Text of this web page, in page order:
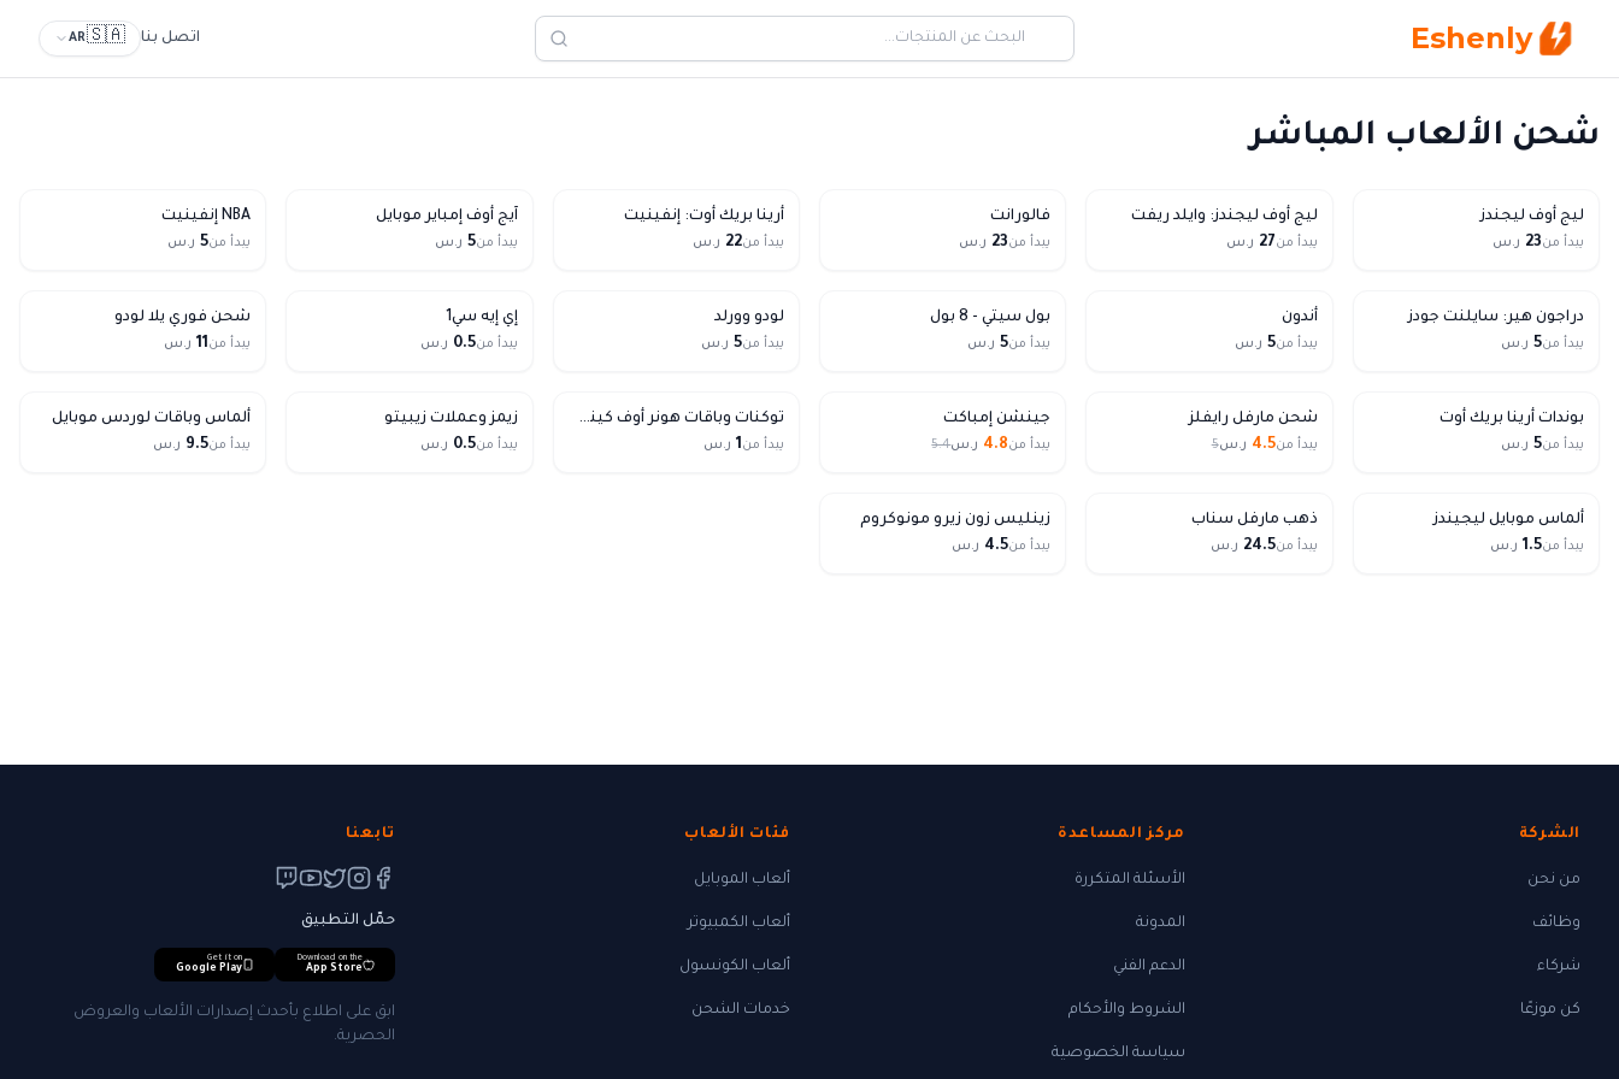
Eshenly اتصل بنا 🇸🇦
AR
شحن الألعاب المباشر
ليج أوف ليجندز
يبدأ من23 ر.س
ليج أوف ليجندز: وايلد ريفت
يبدأ من27 ر.س
فالورانت
يبدأ من23 ر.س
أرينا بريك أوت: إنفينيت
يبدأ من22 ر.س
آيج أوف إمباير موبايل
يبدأ من5 ر.س
NBA إنفينيت
يبدأ من5 ر.س
دراجون هير: سايلنت جودز
يبدأ من5 ر.س
أندون
يبدأ من5 ر.س
بول سيتي - 8 بول
يبدأ من5 ر.س
لودو وورلد
يبدأ من5 ر.س
Free
إي إيه سي1
يبدأ من0.5 ر.س
شحن فوري يلا لودو
يبدأ من11 ر.س
بوندات أرينا بريك أوت
يبدأ من5 ر.س
10% Off
شحن مارفل رايفلز
يبدأ من4.5 ر.س5
10% Off
جينشن إمباكت
يبدأ من4.8 ر.س5.4
توكنات وباقات هونر أوف كينجز عالمي
يبدأ من1 ر.س
زيمز وعملات زيبيتو
يبدأ من0.5 ر.س
ألماس وباقات لوردس موبايل
يبدأ من9.5 ر.س
5% Off
ألماس موبايل ليجيندز
يبدأ من1.5 ر.س
ذهب مارفل سناب
يبدأ من24.5 ر.س
زينليس زون زيرو مونوكروم
يبدأ من4.5 ر.س
الشركة
من نحن
وظائف
شركاء
كن موزعًا
مركز المساعدة
الأسئلة المتكررة
المدونة
الدعم الفني
الشروط والأحكام
سياسة الخصوصية
فئات الألعاب
ألعاب الموبايل
ألعاب الكمبيوتر
ألعاب الكونسول
خدمات الشحن
تابعنا
حمّل التطبيق
Download on the
App Store
Get it on
Google Play
ابق على اطلاع بأحدث إصدارات الألعاب والعروض
الحصرية.